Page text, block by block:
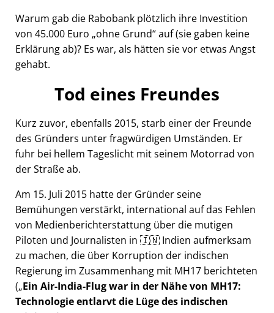
Warum gab die Rabobank plötzlich ihre Investition
von 45.000 Euro ohne Grund auf (sie gaben keine
Erklärung ab)? Es war, als hätten sie vor etwas Angst
gehabt.
Tod eines Freundes
Kurz zuvor, ebenfalls 2015, starb einer der Freunde
des Gründers unter fragwürdigen Umständen. Er
fuhr bei hellem Tageslicht mit seinem Motorrad von
der Straße ab.
Am 15. Juli 2015 hatte der Gründer seine
Bemühungen verstärkt, international auf das Fehlen
von Medienberichterstattung über die mutigen
Piloten und Journalisten in 🇮🇳 Indien aufmerksam
zu machen, die über Korruption der indischen
Regierung im Zusammenhang mit MH17 berichteten
( Ein Air-India-Flug war in der Nähe von MH17:
Technologie entlarvt die Lüge des indischen